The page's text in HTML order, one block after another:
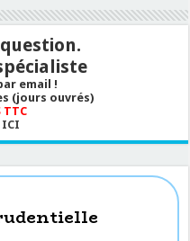
email !
(jours ouvrés)
TTC
ICI